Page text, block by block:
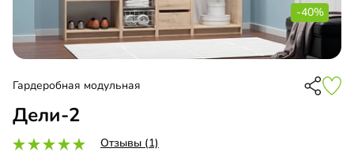
-40%
Гардеробная модульная
Дели-2
Отзывы (1)